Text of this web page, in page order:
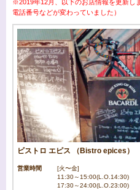
※2019年12月、以下のお店情報を更新し
電話番号などが変わっていました）
ビストロ エピス （Bistro epices）
営業時間
[火〜金]
11:30～15:00(L.O.14:30)
17:30～24:00(L.O.23:00)